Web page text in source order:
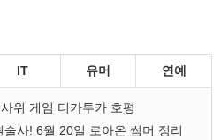
IT 유머 연예
위 게임 티카투카 호평
사! 6월 20일 로아온 썸머 정리